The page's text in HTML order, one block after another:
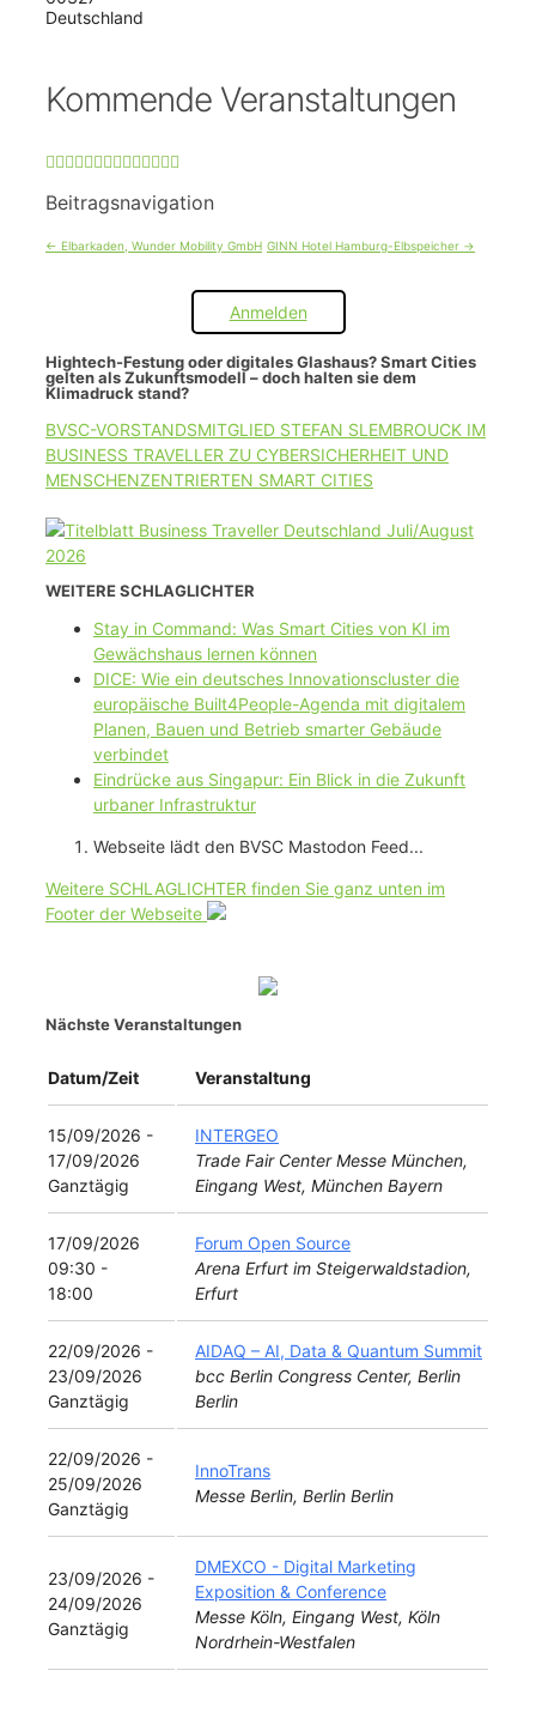
Deutschland
Kommende Veranstaltungen
Beitragsnavigation
← Elbarkaden, Wunder Mobility GmbH GINN Hotel Hamburg-Elbspeicher →
Anmelden
Hightech-Festung oder digitales Glashaus? Smart Cities
gelten als Zukunftsmodell – doch halten sie dem
Klimadruck stand?
BVSC-VORSTANDSMITGLIED STEFAN SLEMBROUCK IM
BUSINESS TRAVELLER ZU CYBERSICHERHEIT UND
MENSCHENZENTRIERTEN SMART CITIES
WEITERE SCHLAGLICHTER
Stay in Command: Was Smart Cities von KI im
Gewächshaus lernen können
DICE: Wie ein deutsches Innovationscluster die
europäische Built4People-Agenda mit digitalem
Planen, Bauen und Betrieb smarter Gebäude
verbindet
Eindrücke aus Singapur: Ein Blick in die Zukunft
urbaner Infrastruktur
Webseite lädt den BVSC Mastodon Feed...
Weitere SCHLAGLICHTER finden Sie ganz unten im
Footer der Webseite
Nächste Veranstaltungen
Datum/Zeit Veranstaltung
15/09/2026 -
17/09/2026
Ganztägig
INTERGEO
Trade Fair Center Messe München,
Eingang West, München Bayern
17/09/2026
09:30 -
18:00
Forum Open Source
Arena Erfurt im Steigerwaldstadion,
Erfurt
22/09/2026 -
23/09/2026
Ganztägig
AIDAQ – AI, Data & Quantum Summit
bcc Berlin Congress Center, Berlin
Berlin
22/09/2026 -
25/09/2026
Ganztägig
InnoTrans
Messe Berlin, Berlin Berlin
23/09/2026 -
24/09/2026
Ganztägig
DMEXCO - Digital Marketing
Exposition & Conference
Messe Köln, Eingang West, Köln
Nordrhein-Westfalen